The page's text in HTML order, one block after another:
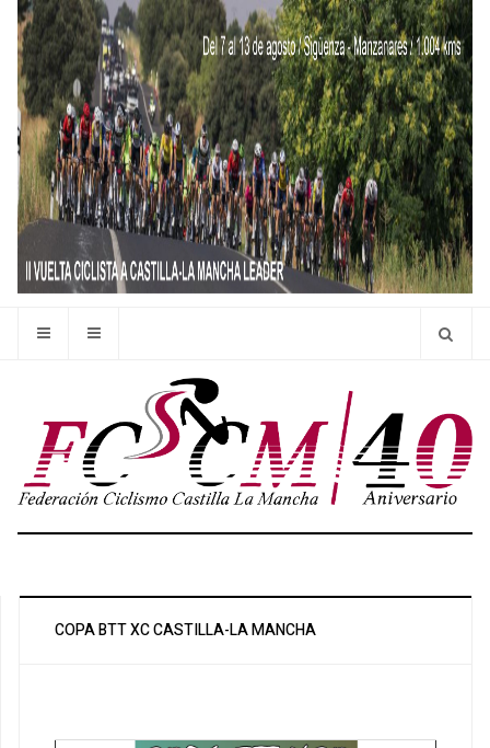
COPA BTT XC CASTILLA-LA MANCHA